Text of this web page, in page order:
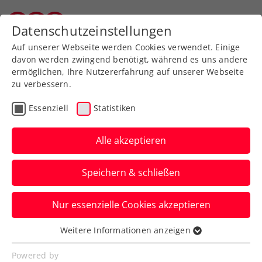
Turniere
ATP-Challenger Skopje:
Halbfinalpremiere für
starken Schwärzler
Und auch Neil Oberleitner zeigt in
Nordmazedoniens Hauptstadt Skopje
mehrmals auf.
Verfasst von: Manuel Wachta, 23.05.2024
Datenschutzeinstellungen
Auf unserer Webseite werden Cookies verwendet. Einige
davon werden zwingend benötigt, während es uns andere
ermöglichen, Ihre Nutzererfahrung auf unserer Webseite
zu verbessern.
Essenziell Statistiken
Alle akzeptieren
Speichern & schließen
Nur essenzielle Cookies akzeptieren
Essenziell
Essenzielle Cookies werden für grundlegende
Weitere Informationen anzeigen
Powered by